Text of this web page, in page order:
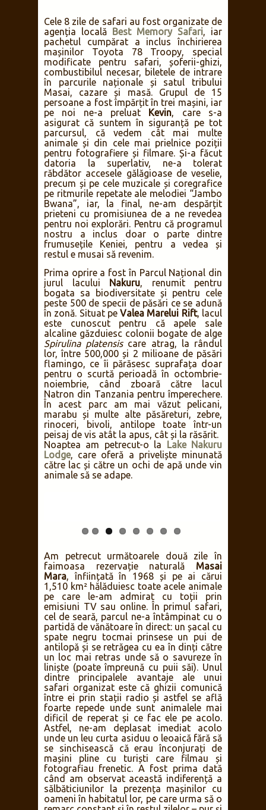
Cele 8 zile de safari au fost organizate de
agenția locală Best Memory Safari, iar
pachetul cumpărat a inclus închirierea
mașinilor Toyota 78 Troopy, special
modificate pentru safari, șoferii-ghizi,
combustibilul necesar, biletele de intrare
în parcurile naționale și satul tribului
Masai, cazare și masă. Grupul de 15
persoane a fost împărțit în trei mașini, iar
pe noi ne-a preluat Kevin, care s-a
asigurat că suntem în siguranță pe tot
parcursul, că vedem cât mai multe
animale și din cele mai prielnice poziții
pentru fotografiere și filmare. Și-a făcut
datoria la superlativ, ne-a tolerat
răbdător accesele gălăgioase de veselie,
precum și pe cele muzicale și coregrafice
pe ritmurile repetate ale melodiei “Jambo
Bwana”, iar, la final, ne-am despărțit
prieteni cu promisiunea de a ne revedea
pentru noi explorări. Pentru că programul
nostru a inclus doar o parte dintre
frumusețile Keniei, pentru a vedea și
restul e musai să revenim.
Prima oprire a fost în Parcul Național din
jurul lacului Nakuru, renumit pentru
bogata sa biodiversitate și pentru cele
peste 500 de specii de păsări ce se adună
în zonă. Situat peValea Marelui Rift, lacul
este cunoscut pentru că apele sale
alcaline găzduiesc colonii bogate de alge
Spirulina platensiscare atrag, la rândul
lor, între 500,000 și 2 milioane de păsări
flamingo, ce îi părăsesc suprafața doar
pentru o scurtă perioadă în octombrie-
noiembrie, când zboară către lacul
Natron din Tanzania pentru împerechere.
În acest parc am mai văzut pelicani,
marabu și multe alte păsăreturi, zebre,
rinoceri, bivoli, antilope toate într-un
peisaj de vis atât la apus, cât și la răsărit.
Noaptea am petrecut-o la Lake Nakuru
Lodge, care oferă a priveliște minunată
către lac și către un ochi de apă unde vin
animale să se adape.
Am petrecut următoarele două zile în
faimoasa rezervație naturalăMasai
Mara, înființată în 1968 și pe ai cărui
1,510 km² hălăduiesc toate acele animale
pe care le-am admirat cu toții prin
emisiuni TV sau online. În primul safari,
cel de seară, parcul ne-a întâmpinat cu o
partidă de vănătoare în direct: un șacal cu
spate negru tocmai prinsese un pui de
antilopă și se retrăgea cu ea în dinți către
un loc mai retras unde să o savureze în
liniște (poate împreună cu puii săi). Unul
dintre principalele avantaje ale unui
safari organizat este că ghizii comunică
între ei prin stații radio și astfel se află